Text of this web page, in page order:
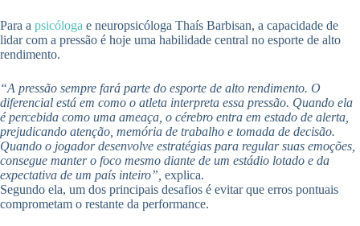
Para a psicóloga e neuropsicóloga Thaís Barbisan, a capacidade de
lidar com a pressão é hoje uma habilidade central no esporte de alto
rendimento.
“A pressão sempre fará parte do esporte de alto rendimento. O
diferencial está em como o atleta interpreta essa pressão. Quando ela
é percebida como uma ameaça, o cérebro entra em estado de alerta,
prejudicando atenção, memória de trabalho e tomada de decisão.
Quando o jogador desenvolve estratégias para regular suas emoções,
consegue manter o foco mesmo diante de um estádio lotado e da
expectativa de um país inteiro”, explica.
Segundo ela, um dos principais desafios é evitar que erros pontuais
comprometam o restante da performance.